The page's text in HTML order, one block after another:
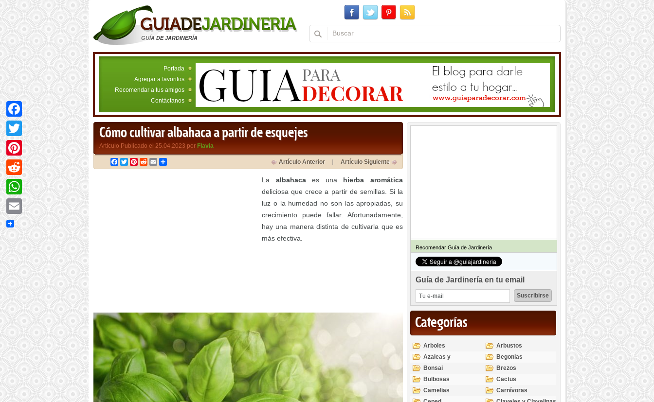
GUÍA DE JARDINERÍA
Portada
Agregar a favoritos
Recomendar a tus amigos
Contáctanos
Cómo cultivar albahaca a partir de esquejes
Artículo Publicado el 25.04.2023 por Flavia
Facebook
TwitterPinterest
RedditEmail Artículo Anterior Artículo Siguiente
La albahacaes una hierba aromática
deliciosa que crece a partir de semillas. Si la
luz o la humedad no son las apropiadas, su
crecimiento puede fallar. Afortunadamente,
hay una manera distinta de cultivarla que es
más efectiva.
Recomendar Guía de Jardinería
Guía de Jardinería en tu email
Categorías
Arboles
Arbustos
Azaleas y
Rododendros
Begonias
Bonsai
Brezos
Bulbosas
Cactus
Camelias
Carnívoras
Facebook
Twitter
Pinterest
Reddit
WhatsApp
Email